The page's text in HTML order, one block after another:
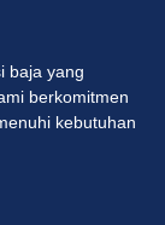
baja yang
berkomitmen
kebutuhan